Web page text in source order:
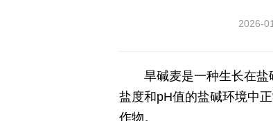
2026-
旱碱麦是一种生长在
盐度和pH值的盐碱环境中
作物。